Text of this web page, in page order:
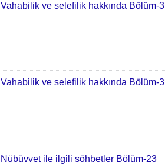
Vahabilik ve selefilik hakkında Bölüm-3
Vahabilik ve selefilik hakkında Bölüm-3
Nübüvvet ile ilgili söhbetler Bölüm-23